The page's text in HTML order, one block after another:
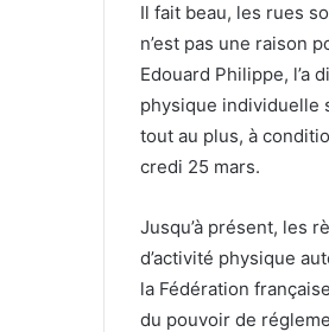
Il fait beau, les rues
n’est pas une rai­son
Edouard Philippe, l’a
physique indi­vidu­elle
tout au plus, à
cre­di 25 mars.
Jusqu’à présent, les
d’activité physique
la Fédéra­tion
du pou­voir de